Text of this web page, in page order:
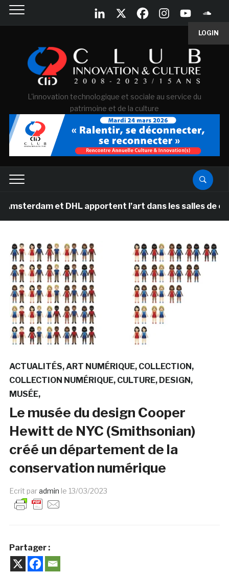
LOGIN
L'innovation technologique et sociale au service du
patrimoine et de la culture
et DHL apportent l’art dans les salles de classe
ACTUALITÉS ART NUMÉRIQUE COLLECTION
COLLECTION NUMÉRIQUE CULTURE DESIGN
MUSÉE
Le musée du design Cooper
Hewitt de NYC (Smithsonian)
créé un département de la
conservation numérique
Ecrit paradmin le 13/03/2023
Partager :